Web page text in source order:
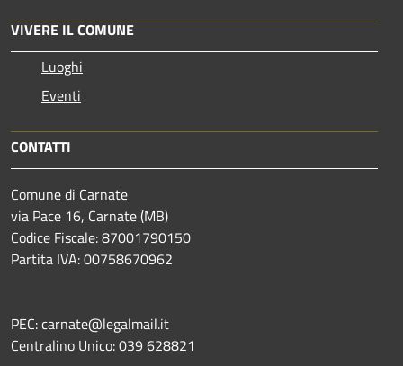
VIVERE IL COMUNE
Luoghi
Eventi
CONTATTI
Comune di Carnate
via Pace 16, Carnate (MB)
Codice Fiscale: 87001790150
Partita IVA: 00758670962
PEC: carnate@legalmail.it
Centralino Unico: 039 628821